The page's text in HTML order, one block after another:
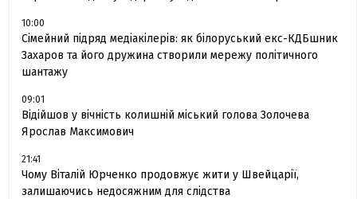
10:00
Сімейний підряд медіакілерів: як білоруський екс-КДБшник
Захаров та його дружина створили мережу політичного
шантажу
09:01
Відійшов у вічність колишній міський голова Золочева
Ярослав Максимович
21:41
Чому Віталій Юрченко продовжує жити у Швейцарії,
залишаючись недосяжним для слідства